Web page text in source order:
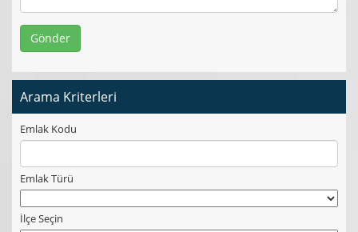
Gönder
Arama Kriterleri
Emlak Kodu
Emlak Türü
İlçe Seçin